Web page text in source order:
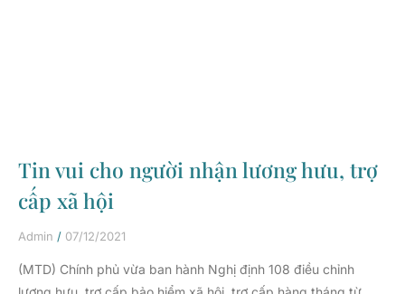
Tin vui cho người nhận lương hưu, trợ
cấp xã hội
Admin 07/12/2021
(MTD) Chính phủ vừa ban hành Nghị định 108 điều chỉnh